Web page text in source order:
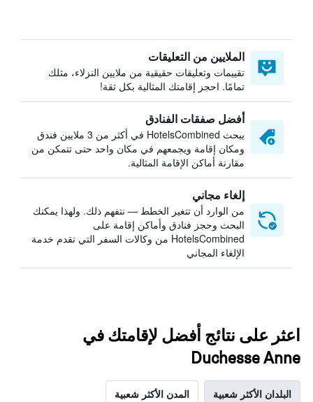
الملايين من التعليقات
تقييمات وتعليقات حقيقية من ملايين النزلاء، مثلك
تمامًا. احجز إقامتك المثالية بكل ثقة!
أفضل صفقات الفنادق
يبحث HotelsCombined في أكثر من 3 ملايين فندق
ومكان إقامة ويجمعهم في مكان واحد حتى تتمكن من
مقارنة أماكن الإقامة المثالية.
إلغاء مجاني
من الوارد أن تتغير الخطط — نتفهم ذلك. ولهذا يمكنك
البحث وحجز فنادق وأماكن إقامة على
HotelsCombined من وكالات السفر التي تقدم خدمة
الإلغاء المجاني
اعثر على نتائج أفضل لإقامتك في
Duchesse Anne
البلدان الأكثر شعبية المدن الأكثر شعبية